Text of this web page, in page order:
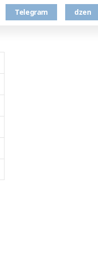
Telegram dzen